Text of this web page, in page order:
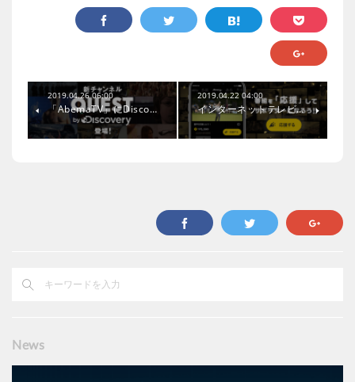
2019.04.26 06:00
「AbemaTV」にDisco…
2019.04.22 04:00
インターネットテレビ…
News